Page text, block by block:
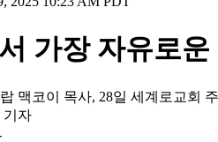
가장 자유로
맥코이 목사, 28일 세계로교회
기자